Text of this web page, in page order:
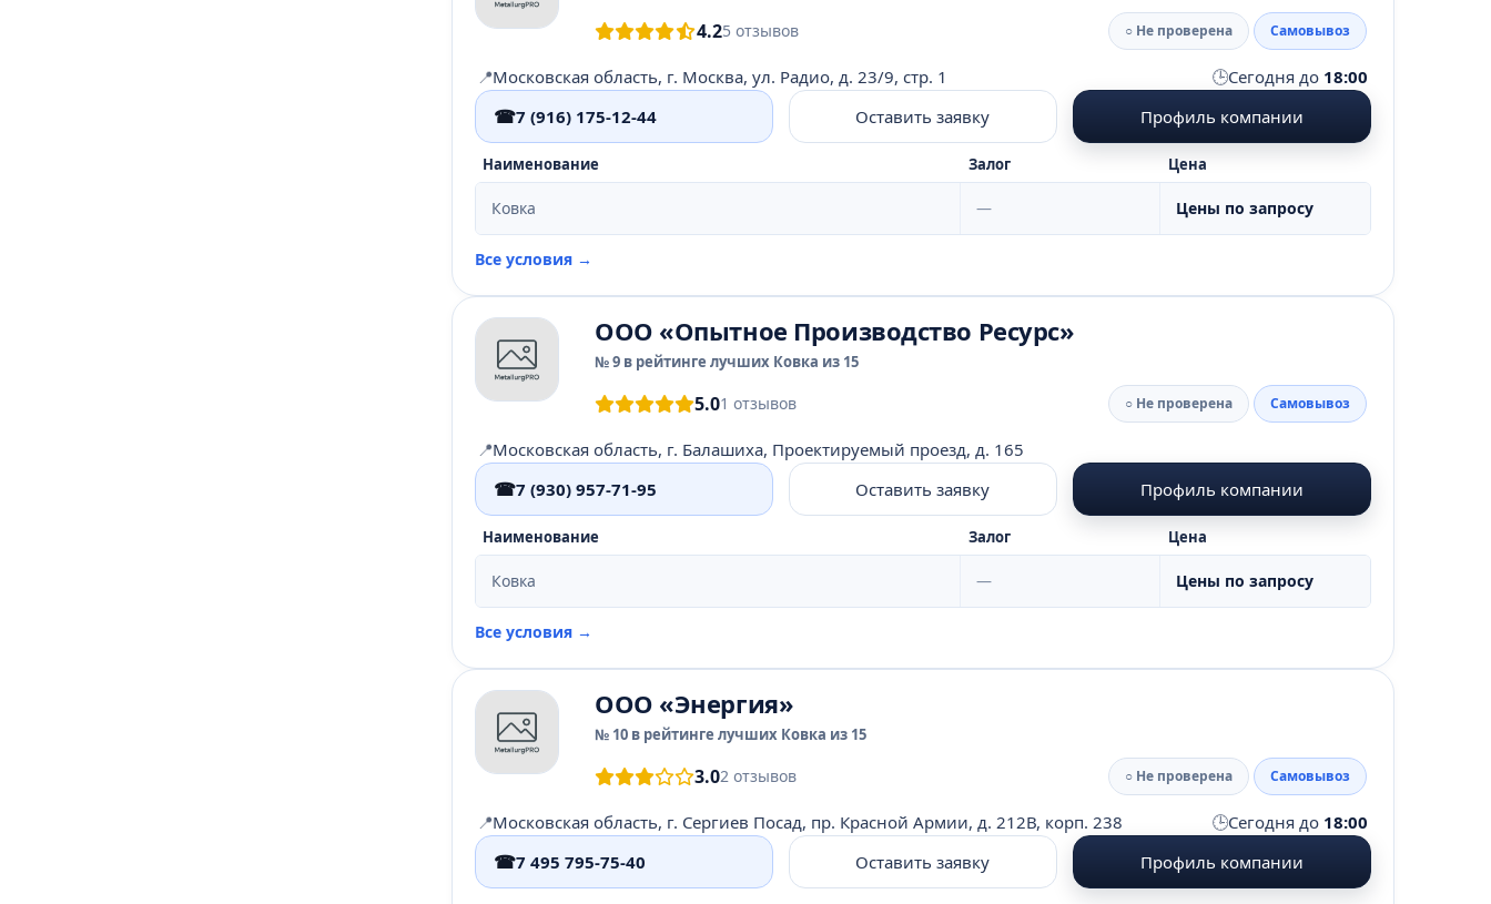
4.25 отзывов ○ Не проверена Самовывоз
📍Московская область, г. Москва, ул. Радио, д. 23/9, стр. 1 🕒Сегодня до 18:00
☎7 (916) 175-12-44 Оставить заявку Профиль компании
Наименование Залог Цена
Ковка — Цены по запросу
Все условия →
ООО «Опытное Производство Ресурс»
№ 9 в рейтинге лучших Ковка из 15
5.01 отзывов ○ Не проверена Самовывоз
📍Московская область, г. Балашиха, Проектируемый проезд, д. 165
☎7 (930) 957-71-95 Оставить заявку Профиль компании
Наименование Залог Цена
Ковка — Цены по запросу
Все условия →
ООО «Энергия»
№ 10 в рейтинге лучших Ковка из 15
3.02 отзывов ○ Не проверена Самовывоз
📍Московская область, г. Сергиев Посад, пр. Красной Армии, д. 212В, корп. 238 🕒Сегодня до 18:00
☎7 495 795-75-40 Оставить заявку Профиль компании